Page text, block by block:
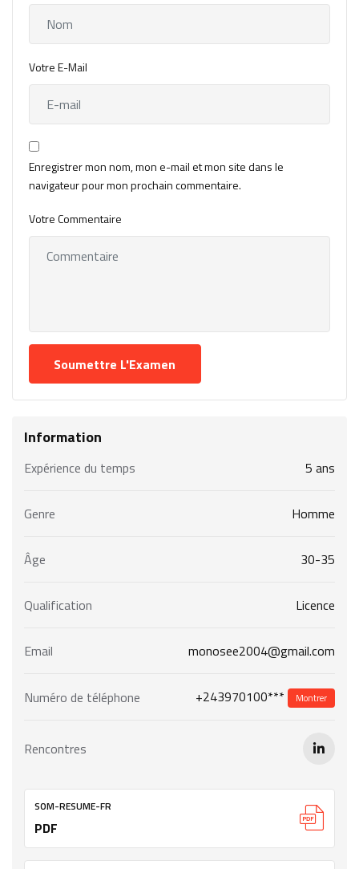
Votre E-Mail
Enregistrer mon nom, mon e-mail et mon site dans le
navigateur pour mon prochain commentaire.
Votre Commentaire
Information
Expérience du temps 5 ans
Genre Homme
Âge 30-35
Qualification Licence
Email monosee2004@gmail.com
Numéro de téléphone +243970100*** Montrer
Rencontres
SOM-RESUME-FR
PDF